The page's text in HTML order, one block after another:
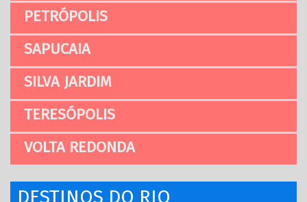
PETRÓPOLIS
SAPUCAIA
SILVA JARDIM
TERESÓPOLIS
VOLTA REDONDA
DESTINOS DO RIO